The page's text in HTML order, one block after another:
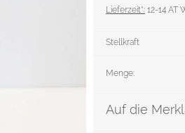
Lieferzeit*: 12-14 AT
Stellkraft
Menge:
Auf die